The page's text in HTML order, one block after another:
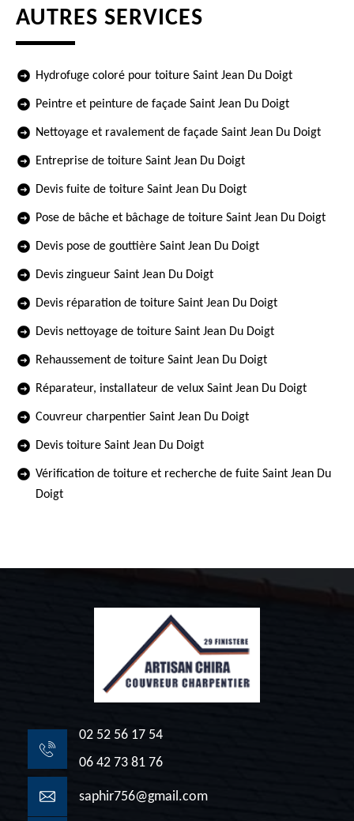
AUTRES SERVICES
Hydrofuge coloré pour toiture Saint Jean Du Doigt
Peintre et peinture de façade Saint Jean Du Doigt
Nettoyage et ravalement de façade Saint Jean Du Doigt
Entreprise de toiture Saint Jean Du Doigt
Devis fuite de toiture Saint Jean Du Doigt
Pose de bâche et bâchage de toiture Saint Jean Du Doigt
Devis pose de gouttière Saint Jean Du Doigt
Devis zingueur Saint Jean Du Doigt
Devis réparation de toiture Saint Jean Du Doigt
Devis nettoyage de toiture Saint Jean Du Doigt
Rehaussement de toiture Saint Jean Du Doigt
Réparateur, installateur de velux Saint Jean Du Doigt
Couvreur charpentier Saint Jean Du Doigt
Devis toiture Saint Jean Du Doigt
Vérification de toiture et recherche de fuite Saint Jean Du
Doigt
02 52 56 17 54
06 42 73 81 76
saphir756@gmail.com